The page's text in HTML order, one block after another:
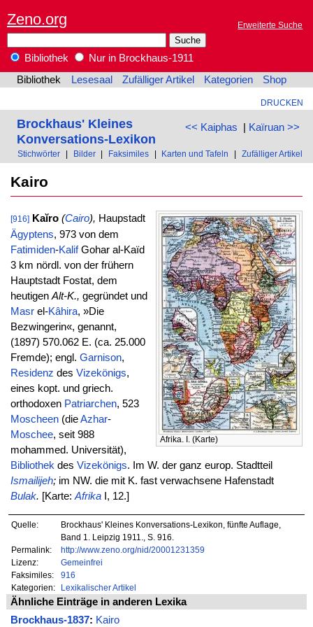
Zeno.org Erweiterte Suche
Bibliothek
Nur in Brockhaus-1911
Bibliothek
Lesesaal Zufälliger Artikel Kategorien Shop
DRUCKEN
<< Kaiphas | Kaïruan >>
Brockhaus' Kleines
Konversations-Lexikon
Stichwörter Bilder Faksimiles Karten und Tafeln Zufälliger Artikel
Kairo
Afrika. I. (Karte)
[916] Kaĭro (Cairo), Haupstadt
Ägyptens, 973 von dem
Fatimiden-KalifGohar al-Kaïd
3 km nördl. von der frühern
Hauptstadt Fostat, dem
heutigenAlt-K., gegründet und
Masrel-Kâhira, »Die
Bezwingerin«, genannt,
(1897) 570.062 E. (ca. 25.000
Fremde); engl. Garnison,
Residenz des Vizekönigs,
eines kopt. und griech.
orthodoxen Patriarchen, 523
Moscheen(dieAzhar-
Moschee, seit 988
mohammed. Universität),
Bibliothekdes Vizekönigs. Im W. der ganz europ. Stadtteil
Ismailijeh;im NW. die mit K. fast verwachsene Hafenstadt
Bulak. [Karte:AfrikaI, 12.]
Quelle:
Brockhaus' Kleines Konversations-Lexikon, fünfte Auflage,
Band 1. Leipzig 1911., S. 916.
Permalink:
http://www.zeno.org/nid/20001231359
Lizenz:
Gemeinfrei
Faksimiles:
916
Kategorien:
Lexikalischer Artikel
Ähnliche Einträge in anderen Lexika
Brockhaus-1837: Kairo